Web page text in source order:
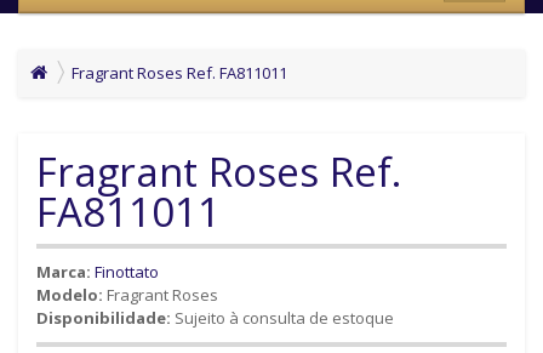
Fragrant Roses Ref. FA811011
Fragrant Roses Ref.
FA811011
Marca: Finottato
Modelo: Fragrant Roses
Disponibilidade: Sujeito à consulta de estoque